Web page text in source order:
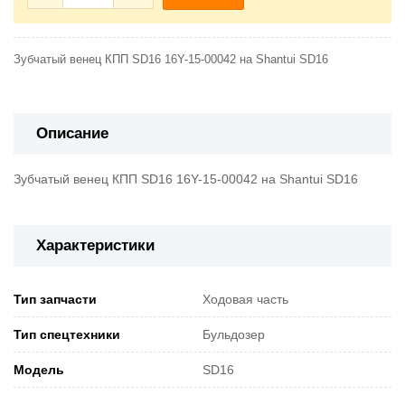
Зубчатый венец КПП SD16 16Y-15-00042 на Shantui SD16
Описание
Зубчатый венец КПП SD16 16Y-15-00042 на Shantui SD16
Характеристики
Тип запчасти Ходовая часть
Тип спецтехники Бульдозер
Модель SD16